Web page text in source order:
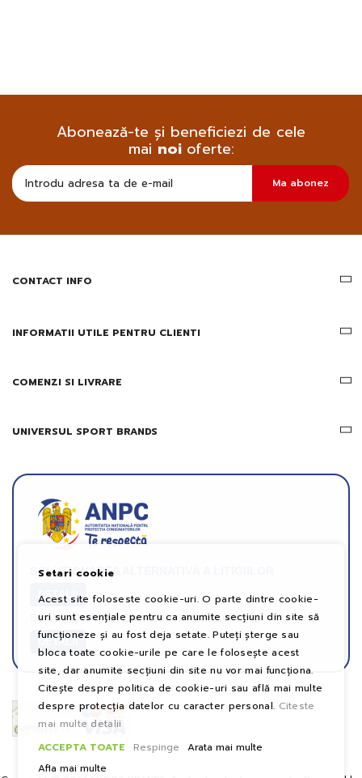
Abonează-te și beneficiezi de cele
mainoi oferte:
sa
primesc
informatii
Ma abonez
CONTACT INFO
INFORMATII UTILE PENTRU CLIENTI
COMENZI SI LIVRARE
UNIVERSUL SPORT BRANDS
SOLUȚIONAREA ALTERNATIVĂ A LITIGIILOR
DETALII
SOLUȚIONAREA ONLINE A LITIGIILOR
DETALII
Setari cookie
Acest site foloseste cookie-uri. O parte dintre cookie-
uri sunt esențiale pentru ca anumite secțiuni din site să
funcționeze și au fost deja setate. Puteți șterge sau
bloca toate cookie-urile pe care le folosește acest
site, dar anumite secțiuni din site nu vor mai funcționa.
Citește despre politica de cookie-uri sau află mai multe
despre protecția datelor cu caracter personal. Citeste
mai multe detalii
ACCEPTA TOATE
Respinge
Arata mai multe
Afla mai multe